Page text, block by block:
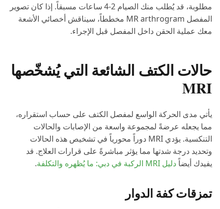
مطلوبة، قد يُطلب منك الصيام 2-4 ساعات مسبقاً. إذا كان تصوير
المفصل MR arthrogram مخططاً، سيناقش أخصائي الأشعة
معك عملية الحقن داخل المفصل قبل الإجراء.
حالات الكتف الشائعة التي يُشخّصها
MRI
يأتي مدى الحركة الواسع لمفصل الكتف على حساب استقراره،
مما يجعله عرضةً لمجموعة واسعة من الإصابات والحالات
التنكسية. يؤدي MRI دوراً محورياً في تشخيص هذه الحالات
وتحديد درجة شدتها مما يؤثر مباشرةً على قرارات العلاج. قد
يفيدك أيضاًدليل MRI الركبة في دبي: ما يُظهره والتكلفة .
تمزقات كفة الدوار